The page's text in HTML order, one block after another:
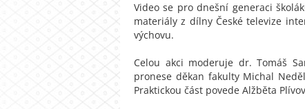
Video se pro dnešní generaci
materiály z dílny České televize
výchovu.
Celou akci moderuje dr. Tomáš
pronese děkan fakulty Michal
Praktickou část povede Alžběta